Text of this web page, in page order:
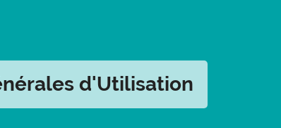
d'Utilisation